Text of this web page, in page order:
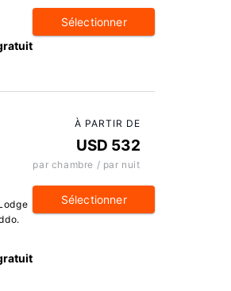
Sélectionner
À PARTIR DE
USD 532
par chambre / par nuit
Sélectionner